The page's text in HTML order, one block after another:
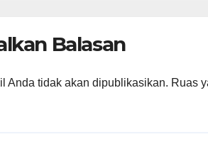
Balasan
Anda tidak akan dipublikasikan. Ruas